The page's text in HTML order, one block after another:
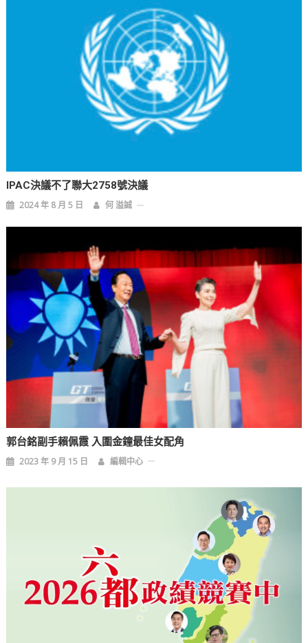
IPAC決議不了聯大2758號決議
2024 年 8 月 5 日 何 溢誠
郭台銘副手賴佩霞 入圍金鐘最佳女配角
2023 年 9 月 15 日 編輯中心